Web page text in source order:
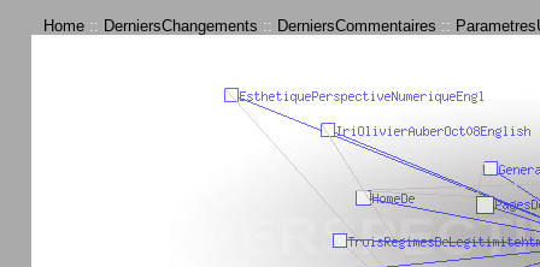
Home :: DerniersChangements :: DerniersCommentaires ::